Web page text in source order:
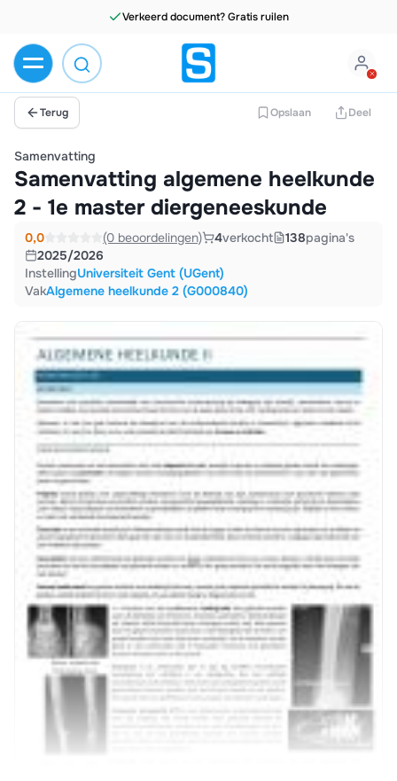
Terug Opslaan Deel
Samenvatting
Samenvatting algemene heelkunde
2 - 1e master diergeneeskunde
0,0 (0 beoordelingen) 4verkocht 138pagina's
2025/2026
InstellingUniversiteit Gent (UGent)
VakAlgemene heelkunde 2 (G000840)